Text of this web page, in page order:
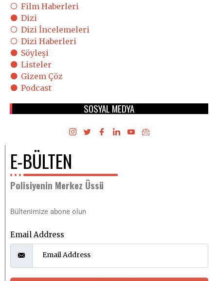
Film Haberleri
Dizi
Dizi İncelemeleri
Dizi Haberleri
Söyleşi
Listeler
Gizem Çöz
Podcast
SOSYAL MEDYA
E-BÜLTEN
Polisiyenin Merkez Üssü
Bültenimize abone olun
Email Address